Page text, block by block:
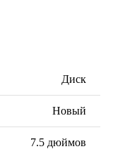
Диск
Новый
7.5 дюймов